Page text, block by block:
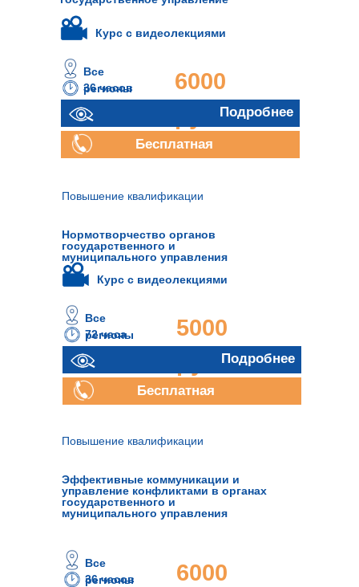
36 часов
6000
руб.
Все
регионы
Бесплатная
Подробнее
Курс с видеолекциями
Повышение квалификации
Нормотворчество органов
государственного и
муниципального управления
72 часа
5000
руб.
Все
регионы
Бесплатная
Подробнее
Курс с видеолекциями
Повышение квалификации
Эффективные коммуникации и
управление конфликтами в органах
государственного и
муниципального управления
36 часов
6000
Все
регионы